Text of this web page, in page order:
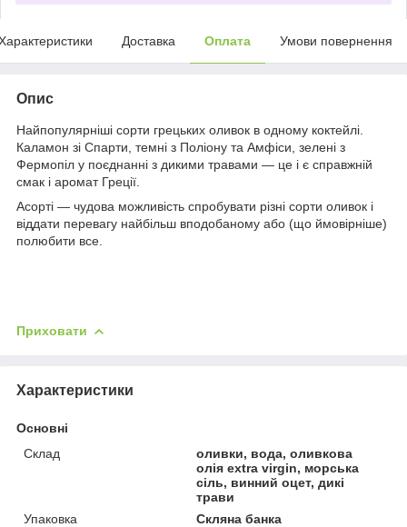
Доставка Оплата Умови повернення
Опис
Найпопулярніші сорти грецьких оливок в одному коктейлі.
Каламон зі Спарти, темні з Поліону та Амфіси, зелені з
Фермопіл у поєднанні з дикими травами — це і є справжній
смак і аромат Греції.
Асорті — чудова можливість спробувати різні сорти оливок і
віддати перевагу найбільш вподобаному або (що ймовірніше)
полюбити все.
Приховати
Характеристики
Основні
Склад
оливки, вода, оливкова
олія extra virgin, морська
сіль, винний оцет, дикі
трави
Упаковка
Скляна банка